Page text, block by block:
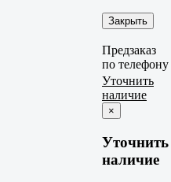
Закрыть
Предзаказ
по телефону
Уточнить
наличие
×
Уточнить
наличие